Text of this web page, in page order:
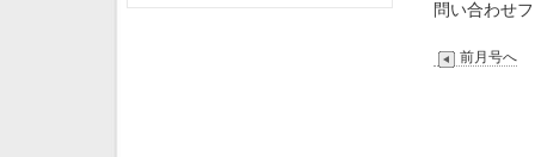
問い合わせ
前月号へ